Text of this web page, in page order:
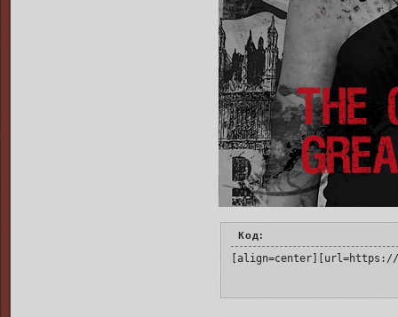
Код:
[align=center][url=https://